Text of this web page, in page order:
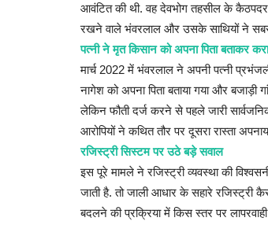
आवंटित की थी. वह देवभोग तहसील के कैठपदर
रखने वाले भंवरलाल और उसके साथियों ने सबसे
पत्नी ने मृत किसान को अपना पिता बताकर
मार्च 2022 में भंवरलाल ने अपनी पत्नी
नागेश को अपना पिता बताया गया और
लेकिन फौती दर्ज करने से पहले जारी
आरोपियों ने कथित तौर पर दूसरा रास्ता
रजिस्ट्री सिस्टम पर उठे बड़े सवाल
इस पूरे मामले ने रजिस्ट्री व्यवस्था की
जाती है. तो जाली आधार के सहारे रजिस्ट्री
बदलने की प्रक्रिया में किस स्तर पर